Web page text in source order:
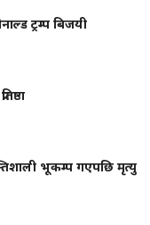
ट्रम्प बिजयी
भूकम्प गएपछि मृत्यु